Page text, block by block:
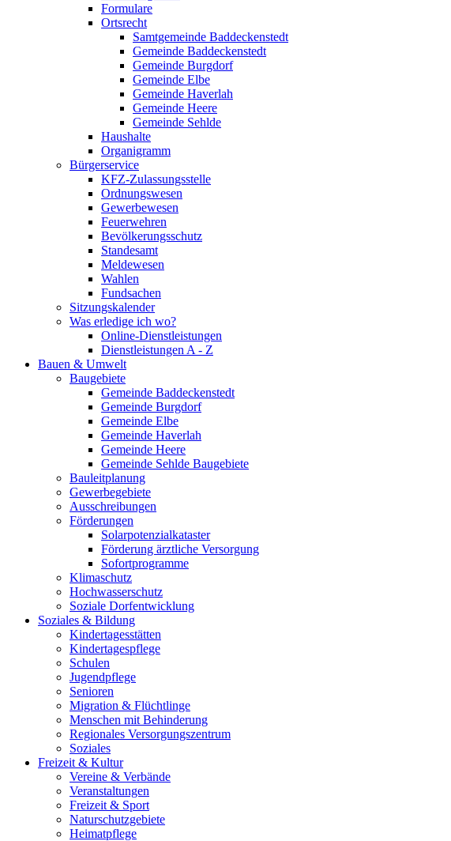
Formulare
Ortsrecht
Samtgemeinde Baddeckenstedt
Gemeinde Baddeckenstedt
Gemeinde Burgdorf
Gemeinde Elbe
Gemeinde Haverlah
Gemeinde Heere
Gemeinde Sehlde
Haushalte
Organigramm
Bürgerservice
KFZ-Zulassungsstelle
Ordnungswesen
Gewerbewesen
Feuerwehren
Bevölkerungsschutz
Standesamt
Meldewesen
Wahlen
Fundsachen
Sitzungskalender
Was erledige ich wo?
Online-Dienstleistungen
Dienstleistungen A - Z
Bauen & Umwelt
Baugebiete
Gemeinde Baddeckenstedt
Gemeinde Burgdorf
Gemeinde Elbe
Gemeinde Haverlah
Gemeinde Heere
Gemeinde Sehlde Baugebiete
Bauleitplanung
Gewerbegebiete
Ausschreibungen
Förderungen
Solarpotenzialkataster
Förderung ärztliche Versorgung
Sofortprogramme
Klimaschutz
Hochwasserschutz
Soziale Dorfentwicklung
Soziales & Bildung
Kindertagesstätten
Kindertagespflege
Schulen
Jugendpflege
Senioren
Migration & Flüchtlinge
Menschen mit Behinderung
Regionales Versorgungszentrum
Soziales
Freizeit & Kultur
Vereine & Verbände
Veranstaltungen
Freizeit & Sport
Naturschutzgebiete
Heimatpflege